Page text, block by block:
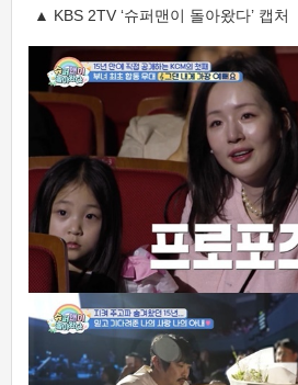
▲ KBS 2TV ‘슈퍼맨이 돌아왔다’ 캡처